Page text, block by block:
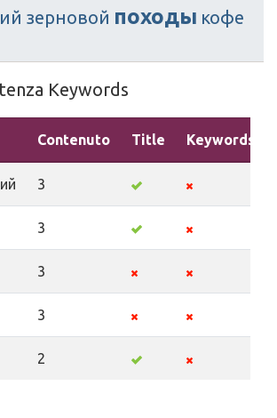
зерновой походы кофе
Keywords
Contenuto Title Keywords
3
3
3
3
2